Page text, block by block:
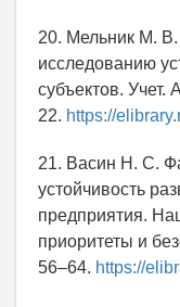
20. Мельник М.
исследованию
субъектов.
22. https://
21. Васин Н. С.
устойчивость
предприятия.
приоритеты и
56–64. https://